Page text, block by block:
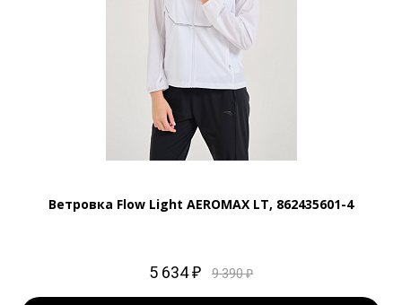
Ветровка Flow Light AEROMAX LT, 862435601-4
5 634 ₽ 9 390 ₽